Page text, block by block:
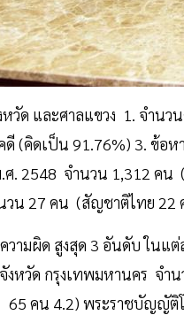
หวัด และศาลแขวง 1. จำน
ดี (คิดเป็น 91.76%) 3. ข้อ
ศ. 2548 จำนวน 1,312 ค
วน 27 คน (สัญชาติไทย
วามผิด สูงสุด 3 อันดับ ในแ
หวัด กรุงเทพมหานคร จ
65 คน 4.2) พระราชบัญญั